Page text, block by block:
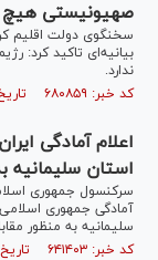
صهیونیستی هیچ
سخنگوی دولت اقلیم
بیانیه‌ای تاکید کرد:
ندارد.
کد خبر: ۶۸۰۸۵۹ تاریخ انتشار : ۱۳۹۹/۰۹/۱۵
اعلام آمادگی
استان سلیمانیه
سرکنسول جمهوری
آمادگی جمهوری اسلامی
سلیمانیه به منظور
کد خبر: ۶۴۱۴۰۳ تاریخ انتشار : ۱۳۹۹/۰۵/۰۶